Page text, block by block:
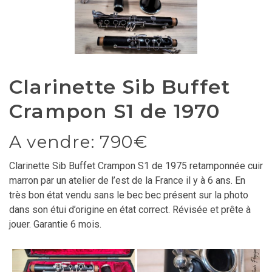
Clarinette Sib Buffet
Crampon S1 de 1970
A vendre: 790€
Clarinette Sib Buffet Crampon S1 de 1975 retamponnée cuir
marron par un atelier de l’est de la France il y à 6 ans. En
très bon état vendu sans le bec bec présent sur la photo
dans son étui d’origine en état correct. Révisée et prête à
jouer. Garantie 6 mois.